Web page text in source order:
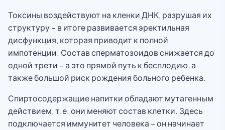
Токсины воздействуют на кленки ДНК, разрушая их
структуру – в итоге развивается эректильная
дисфункция, которая приводит к полной
импотенции. Состав сперматозоидов снижается до
одной трети – а это прямой путь к бесплодию, а
также большой риск рождения больного ребенка.
Спиртосодержащие напитки обладают мутагенным
действием, т.е. они меняют состав клетки. Здесь
подключается иммунитет человека – он начинает